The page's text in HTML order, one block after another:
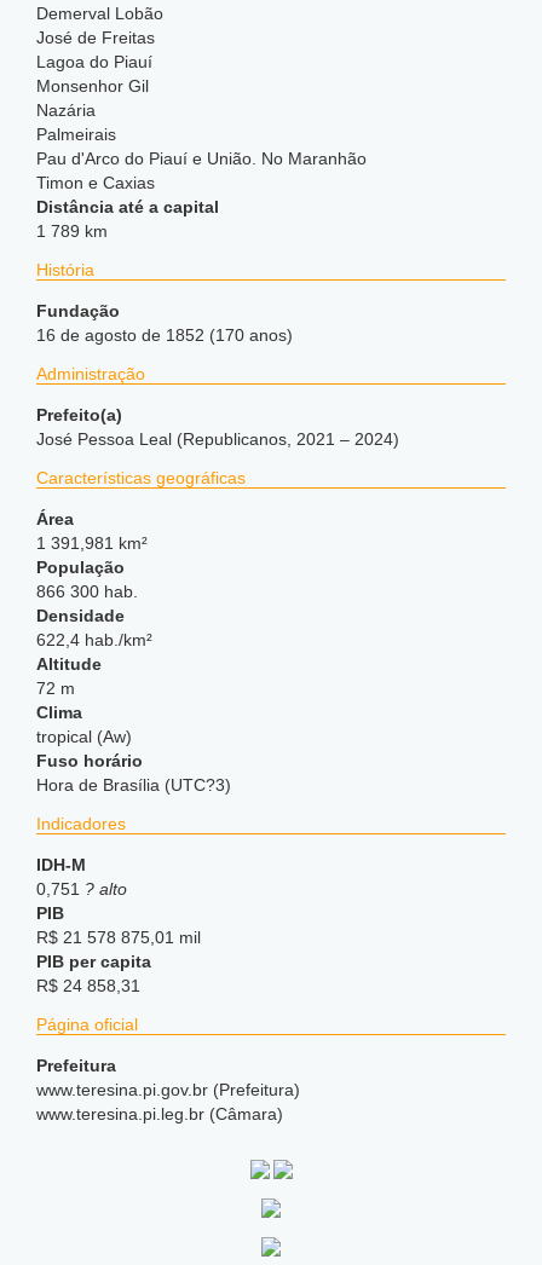
Demerval Lobão
José de Freitas
Lagoa do Piauí
Monsenhor Gil
Nazária
Palmeirais
Pau d'Arco do Piauí e União. No Maranhão
Timon e Caxias
Distância até a capital
1 789 km
História
Fundação
16 de agosto de 1852 (170 anos)
Administração
Prefeito(a)
José Pessoa Leal (Republicanos, 2021 – 2024)
Características geográficas
Área
1 391,981 km²
População
866 300 hab.
Densidade
622,4 hab./km²
Altitude
72 m
Clima
tropical (Aw)
Fuso horário
Hora de Brasília (UTC?3)
Indicadores
IDH-M
0,751 ? alto
PIB
R$ 21 578 875,01 mil
PIB per capita
R$ 24 858,31
Página oficial
Prefeitura
www.teresina.pi.gov.br (Prefeitura)
www.teresina.pi.leg.br (Câmara)